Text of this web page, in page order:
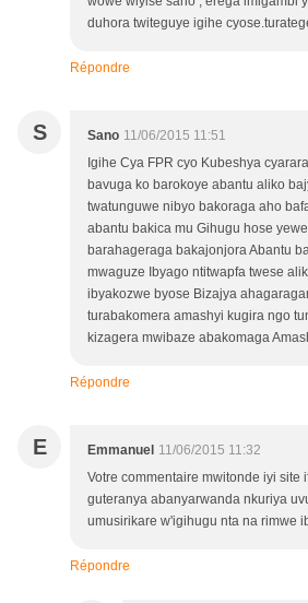
duhora twiteguye igihe
Répondre
S Sano 11/06/2015 11:51
Igihe Cya FPR cyo Kubeshya
bavuga ko barokoye abantu aliko
twatunguwe nibyo bakoraga aho
abantu bakica mu Gihugu hose
barahageraga bakajonjora Abantu
mwaguze Ibyago ntitwapfa twese
ibyakozwe byose Bizajya
turabakomera amashyi kugira ngo
kizagera mwibaze abakomaga
Répondre
E Emmanuel 11/06/2015 11:32
Votre commentaire mwitonde iyi site
guteranya abanyarwanda nkuriya
umusirikare w'igihugu nta na rimwe
Répondre